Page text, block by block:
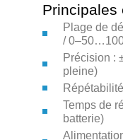
Principales
Plage de
/
Précision :
pleine)
Temps de
batterie)